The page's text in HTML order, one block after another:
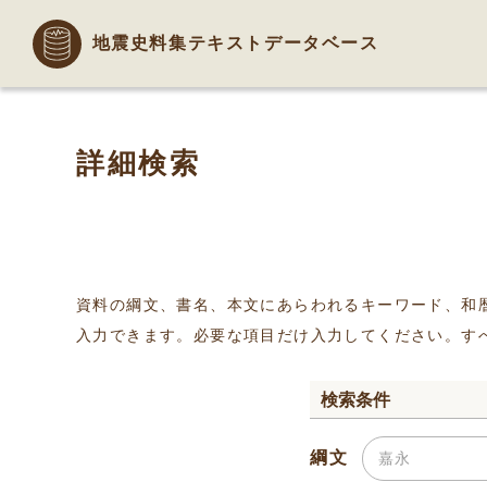
地震史料集テキストデータベース
詳細検索
資料の綱文、書名、本文にあらわれるキーワード、
入力できます。必要な項目だけ入力してください。
検索条件
綱文